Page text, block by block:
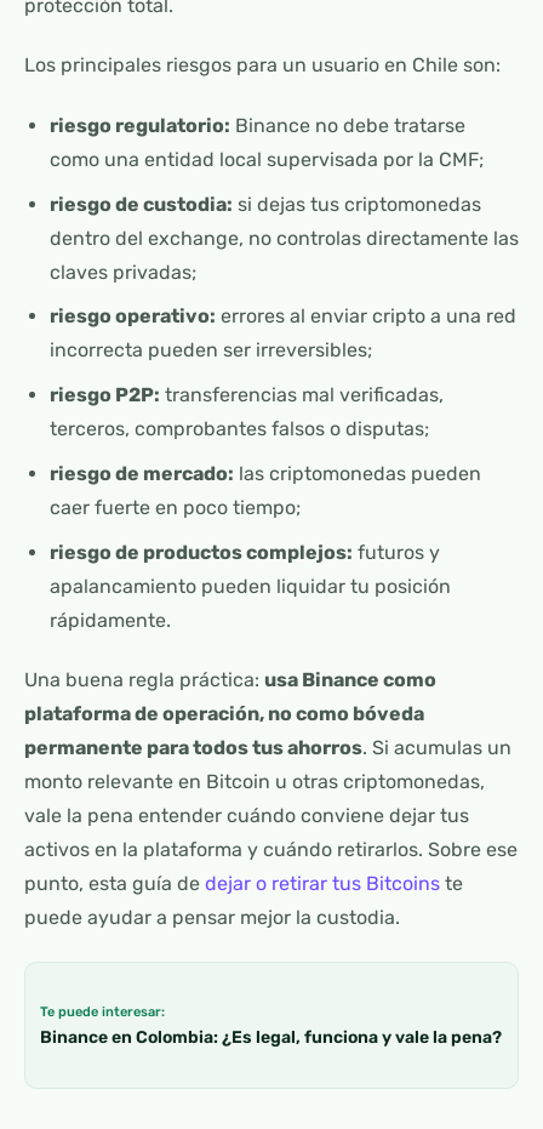
protección total.
Los principales riesgos para un usuario en Chile son:
riesgo regulatorio: Binance no debe tratarse
como una entidad local supervisada por la CMF;
riesgo de custodia: si dejas tus criptomonedas
dentro del exchange, no controlas directamente las
claves privadas;
riesgo operativo: errores al enviar cripto a una red
incorrecta pueden ser irreversibles;
riesgo P2P: transferencias mal verificadas,
terceros, comprobantes falsos o disputas;
riesgo de mercado: las criptomonedas pueden
caer fuerte en poco tiempo;
riesgo de productos complejos: futuros y
apalancamiento pueden liquidar tu posición
rápidamente.
Una buena regla práctica: usa Binance como
plataforma de operación, no como bóveda
permanente para todos tus ahorros. Si acumulas un
monto relevante en Bitcoin u otras criptomonedas,
vale la pena entender cuándo conviene dejar tus
activos en la plataforma y cuándo retirarlos. Sobre ese
punto, esta guía de dejar o retirar tus Bitcoins te
puede ayudar a pensar mejor la custodia.
Te puede interesar:
Binance en Colombia: ¿Es legal, funciona y vale la pena?